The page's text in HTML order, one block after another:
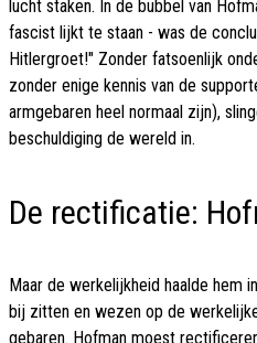
lucht staken. In de bubbel van
fascist lijkt te staan - was de
Hitlergroet!" Zonder fatsoenlijk
zonder enige kennis van de
armgebaren heel normaal zijn),
beschuldiging de wereld in.
De rectificatie:
Maar de werkelijkheid haalde hem
bij zitten en wezen op de
gebaren. Hofman moest